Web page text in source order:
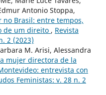
Antonio Stoppa,
Brasil: entre tempos,
de um direito , Revista
2 (2023)
M. Arisi, Alessandra
mujer directora de la
entrevista con
Feministas: v. 28 n. 2